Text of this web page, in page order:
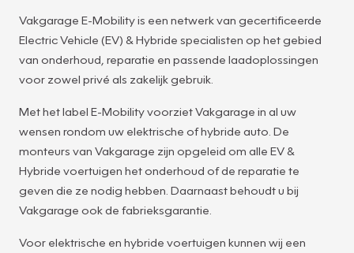
Vakgarage E-Mobility is een netwerk van gecertificeerde
Electric Vehicle (EV) & Hybride specialisten op het gebied
van onderhoud, reparatie en passende laadoplossingen
voor zowel privé als zakelijk gebruik.
Met het label E-Mobility voorziet Vakgarage in al uw
wensen rondom uw elektrische of hybride auto. De
monteurs van Vakgarage zijn opgeleid om alle EV &
Hybride voertuigen het onderhoud of de reparatie te
geven die ze nodig hebben. Daarnaast behoudt u bij
Vakgarage ook de fabrieksgarantie.
Voor elektrische en hybride voertuigen kunnen wij een